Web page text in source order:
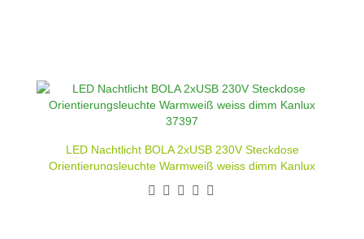
LED Nachtlicht BOLA 2xUSB 230V Steckdose
Orientierungsleuchte Warmweiß weiss dimm Kanlux